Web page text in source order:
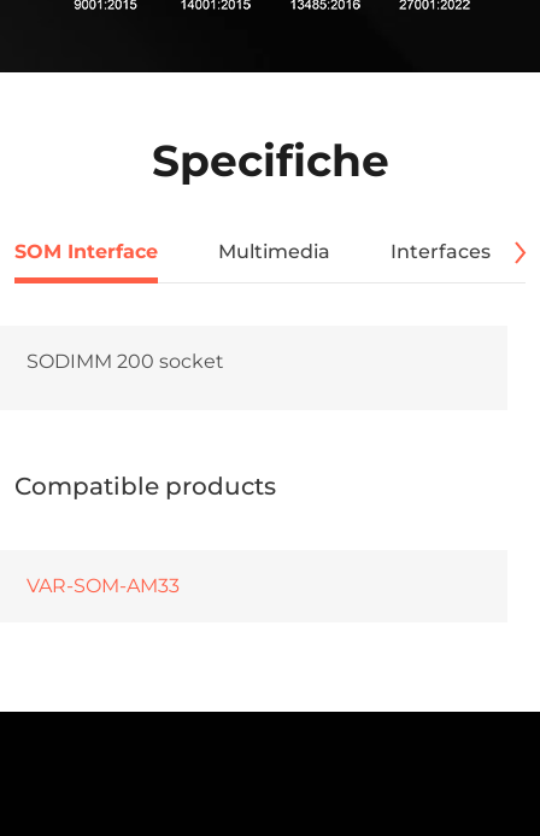
Specifiche
SOM Interface Multimedia Interfaces
SODIMM 200 socket
Compatible products
VAR-SOM-AM33